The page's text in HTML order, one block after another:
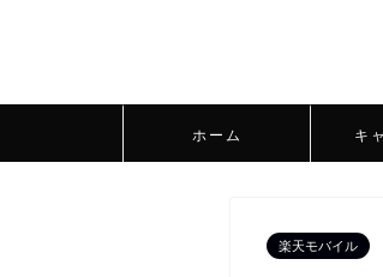
ホーム キ
楽天モバイル